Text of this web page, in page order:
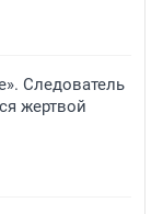
Следователь
жертвой